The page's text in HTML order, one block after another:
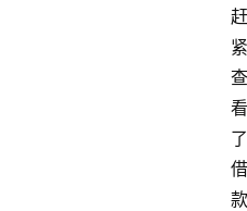
赶
紧
查
看
了
借
款